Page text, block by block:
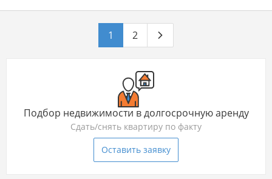
1 2
Подбор недвижимости в долгосрочную аренду
Сдать/снять квартиру по факту
Оставить заявку